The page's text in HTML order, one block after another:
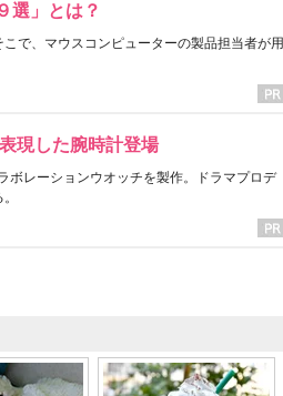
選」とは？
で、マウスコンピューターの製品担当者が用
現した腕時計登場
ボレーションウオッチを製作。ドラマプロデ